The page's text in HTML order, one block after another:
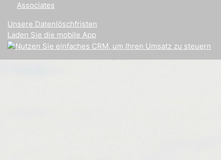
Associates
Unsere Datenlöschfristen
Laden Sie die mobile App